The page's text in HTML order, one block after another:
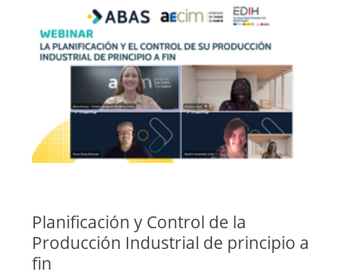
Planificación y Control de la
Producción Industrial de principio a
fin